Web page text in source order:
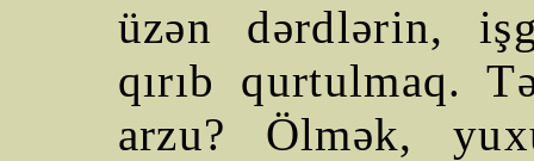
üzən dərdlərin,
qırıb qurtulmaq.
arzu? Ölmək,